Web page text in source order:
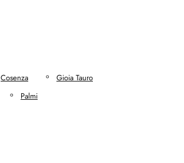
Cosenza
Gioia Tauro
Palmi